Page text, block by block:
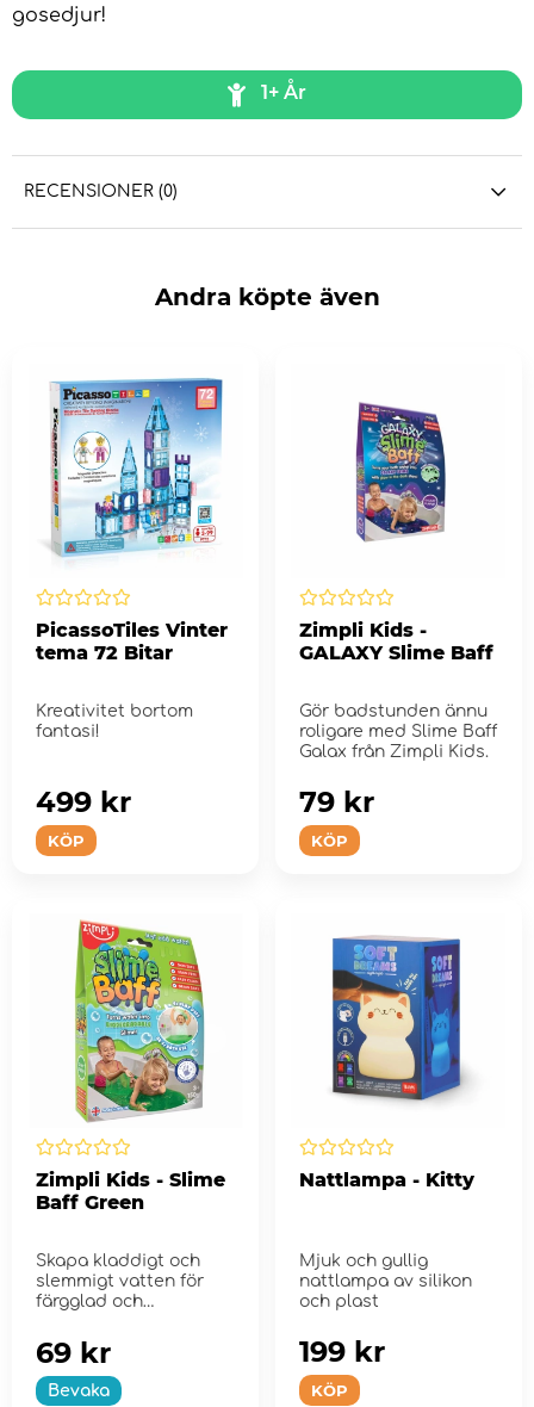
gosedjur!
1+ År
RECENSIONER (0)
Andra köpte även
PicassoTiles Vinter
tema 72 Bitar
Kreativitet bortom
fantasi!
KÖP
499 kr
Zimpli Kids -
GALAXY Slime Baff
Gör badstunden ännu
roligare med Slime Baff
Galax från Zimpli Kids.
KÖP
79 kr
Zimpli Kids - Slime
Baff Green
Skapa kladdigt och
slemmigt vatten för
färgglad och
Bevaka
69 kr
Nattlampa - Kitty
Mjuk och gullig
nattlampa av silikon
och plast
KÖP
199 kr